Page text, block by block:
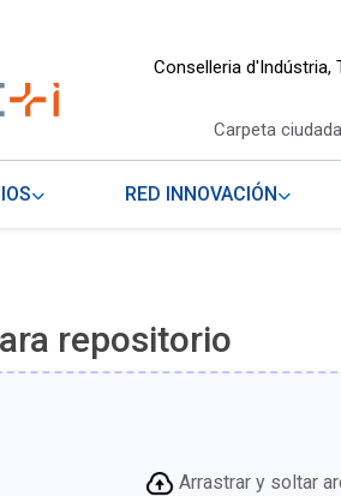
Conselleria d'Indústria,
Carpeta
RED INNOVACIÓN
repositorio
Arrastrar y soltar